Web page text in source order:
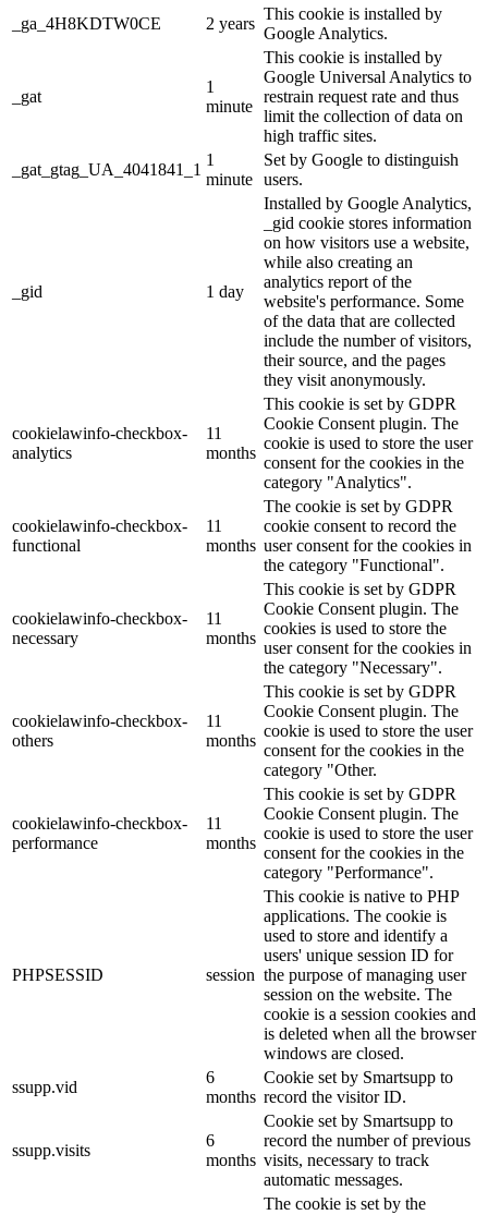
_ga_4H8KDTW0CE
2 years
This cookie is installed by
Google Analytics.
_gat
1
minute
This cookie is installed by
Google Universal Analytics to
restrain request rate and thus
limit the collection of data on
high traffic sites.
_gat_gtag_UA_4041841_1
1
minute
Set by Google to distinguish
users.
_gid 1 day
Installed by Google Analytics,
_gid cookie stores information
on how visitors use a website,
while also creating an
analytics report of the
website's performance. Some
of the data that are collected
include the number of visitors,
their source, and the pages
they visit anonymously.
cookielawinfo-checkbox-
analytics
11
months
This cookie is set by GDPR
Cookie Consent plugin. The
cookie is used to store the user
consent for the cookies in the
category "Analytics".
cookielawinfo-checkbox-
functional
11
months
The cookie is set by GDPR
cookie consent to record the
user consent for the cookies in
the category "Functional".
cookielawinfo-checkbox-
necessary
11
months
This cookie is set by GDPR
Cookie Consent plugin. The
cookies is used to store the
user consent for the cookies in
the category "Necessary".
cookielawinfo-checkbox-
others
11
months
This cookie is set by GDPR
Cookie Consent plugin. The
cookie is used to store the user
consent for the cookies in the
category "Other.
cookielawinfo-checkbox-
performance
11
months
This cookie is set by GDPR
Cookie Consent plugin. The
cookie is used to store the user
consent for the cookies in the
category "Performance".
PHPSESSID session
This cookie is native to PHP
applications. The cookie is
used to store and identify a
users' unique session ID for
the purpose of managing user
session on the website. The
cookie is a session cookies and
is deleted when all the browser
windows are closed.
ssupp.vid
6
months
Cookie set by Smartsupp to
record the visitor ID.
ssupp.visits
6
months
Cookie set by Smartsupp to
record the number of previous
visits, necessary to track
automatic messages.
The cookie is set by the